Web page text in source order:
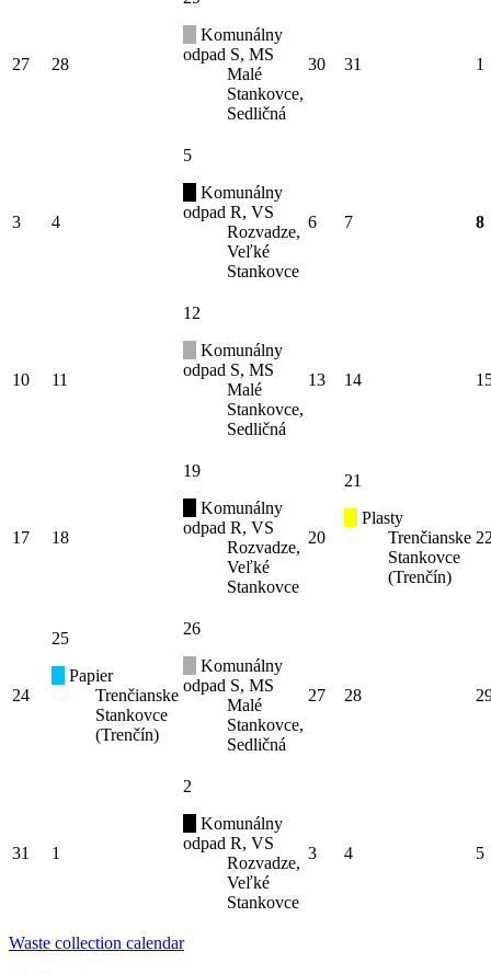
27 28
Komunálny
odpad S, MS
Malé
Stankovce,
Sedličná
30 31 1
3 4
5
Komunálny
odpad R, VS
Rozvadze,
Veľké
Stankovce
6 7 8
10 11
12
Komunálny
odpad S, MS
Malé
Stankovce,
Sedličná
13 14
17 18
19
Komunálny
odpad R, VS
Rozvadze,
Veľké
Stankovce
20
21
Plasty
Trenčianske
Stankovce
(Trenčín)
24
25
Papier
Trenčianske
Stankovce
(Trenčín)
26
Komunálny
odpad S, MS
Malé
Stankovce,
Sedličná
27 28
31 1
2
Komunálny
odpad R, VS
Rozvadze,
Veľké
Stankovce
3 4 5
Waste collection calendar